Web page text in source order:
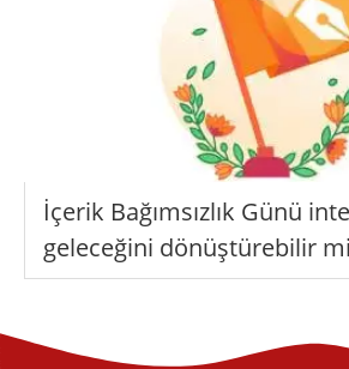
İçerik Bağımsızlık Günü
geleceğini dönüştürebilir